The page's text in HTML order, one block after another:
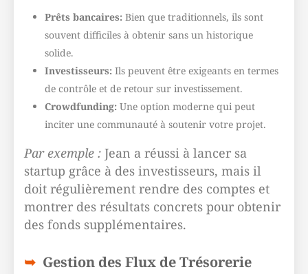
Prêts bancaires: Bien que traditionnels, ils sont
souvent difficiles à obtenir sans un historique
solide.
Investisseurs: Ils peuvent être exigeants en termes
de contrôle et de retour sur investissement.
Crowdfunding: Une option moderne qui peut
inciter une communauté à soutenir votre projet.
Par exemple : Jean a réussi à lancer sa
startup grâce à des investisseurs, mais il
doit régulièrement rendre des comptes et
montrer des résultats concrets pour obtenir
des fonds supplémentaires.
Gestion des Flux de Trésorerie